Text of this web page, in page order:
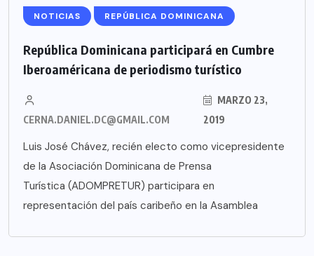
NOTICIAS REPÚBLICA DOMINICANA
República Dominicana participará en Cumbre
Iberoaméricana de periodismo turístico
CERNA.DANIEL.DC@GMAIL.COM
MARZO 23,
2019
Luis José Chávez, recién electo como vicepresidente
de la Asociación Dominicana de Prensa
Turística (ADOMPRETUR) participara en
representación del país caribeño en la Asamblea